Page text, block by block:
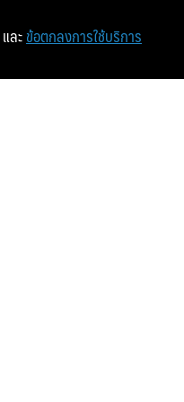
หน้าแรก ท่องเที่ยว
และ ข้อตกลงการใช้บริการ